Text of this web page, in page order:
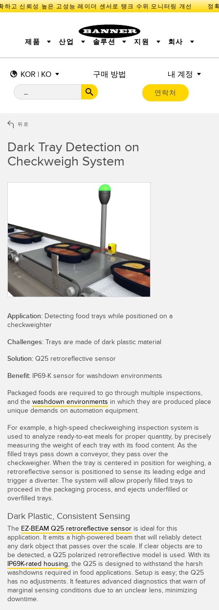
고 신뢰성 높은 고성능 레이더 센서로 탱크 수위 모니터링 개선
KOR | KO 구매 방법 내 계정
연락처
제품
센서 측정 솔루션
조명 및 표시기
기계 안전
산업용 무선
MONITORING SOLUTIONS
신제품 SNAP SIGNAL
액세서리
SOFTWARE
기술
레이저 거리 측정
측정 어레이
3D 비행 시간(ToF)
레이더 센서
광섬유 증폭기
광섬유
슬롯, 라벨, 영역 감지 센서
등록 상표, 색상, 발광 센서
Pick-to-Light 센서
Condition Monitoring Sensors
Wireless Condition Monitoring Sensors
Vibration Sensors
ACCESSORIES
액세서리
컨버터
코드셋
소프트웨어
산업 솔루션
IIOT 및 스마트 팩토리
스마트 센서
장비 보호
PICK-TO-LIGHT
PREDICTIVE MAINTENANCE
IIOT 및 스마트 팩토리
Overall Equipment Effectiveness (OEE)
기계 모니터링/전체 장비 효율성
공장 커뮤니케이션
부품, 정비 또는 팔레트 픽업 요청
선행 에지 감지
원격 모니터링
예측 유지보수
예측 유지보수
탱크 수위 모니터링
관련 링크
IO-Link
지원 회사
뒤로
Dark Tray Detection on
Checkweigh System
Application: Detecting food trays while positioned on a
checkweighter
Challenges: Trays are made of dark plastic material
Solution: Q25 retroreflective sensor
Benefit: IP69-K sensor for washdown environments
Packaged foods are required to go through multiple inspections,
and the washdown environments in which they are produced place
unique demands on automation equipment.
For example, a high-speed checkweighing inspection system is
used to analyze ready-to-eat meals for proper quantity, by precisely
measuring the weight of each tray with its food content. As the
filled trays pass down a conveyor, they pass over the
checkweigher. When the tray is centered in position for weighing, a
retroreflective sensor is positioned to sense its leading edge and
trigger a diverter. The system will allow properly filled trays to
proceed in the packaging process, and ejects underfilled or
overfilled trays.
Dark Plastic, Consistent Sensing
The EZ-BEAM Q25 retroreflective sensor is ideal for this
application. It emits a high-powered beam that will reliably detect
any dark object that passes over the scale. If clear objects are to
be detected, a Q25 polarized retroreflective model is used. With its
IP69K-rated housing, the Q25 is designed to withstand the harsh
washdowns required in food applications. Setup is easy; the Q25
has no adjustments. It features advanced diagnostics that warn of
marginal sensing conditions due to an unclear lens, minimizing
downtime.